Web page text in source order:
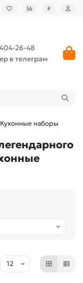
₽
26-48
в телеграм
Кухонные наборы